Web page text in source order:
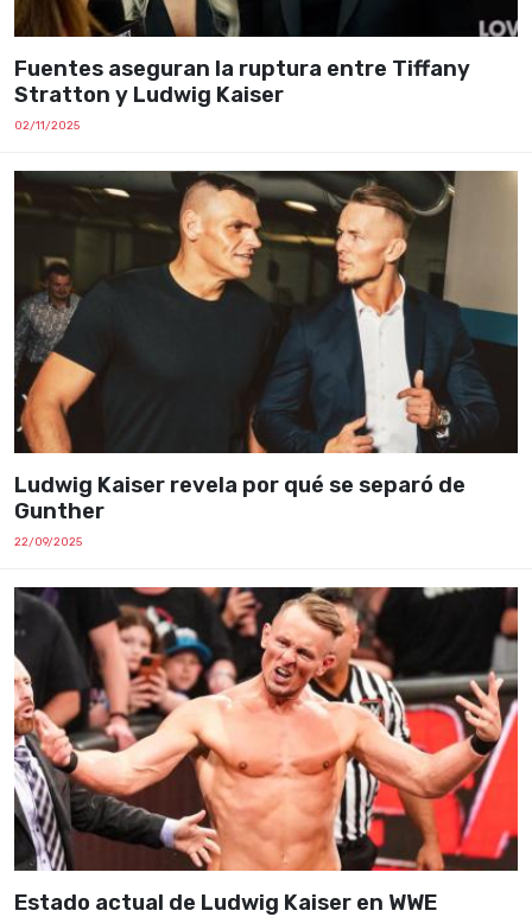
Fuentes aseguran la ruptura entre Tiffany
Stratton y Ludwig Kaiser
02/11/2025
Ludwig Kaiser revela por qué se separó de
Gunther
22/09/2025
Estado actual de Ludwig Kaiser en WWE